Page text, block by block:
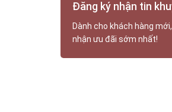
Đăng ký nhận tin
Dành cho khách hàng
nhận ưu đãi sớm nhất!